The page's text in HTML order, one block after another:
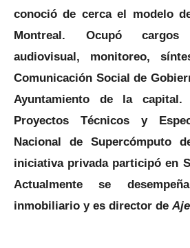
conoció de cerca el modelo
Montreal. Ocupó
audiovisual, monitoreo,
Comunicación Social de
Ayuntamiento de la
Proyectos Técnicos y
Nacional de Supercómputo
iniciativa privada participó en
Actualmente se
inmobiliario y es director de